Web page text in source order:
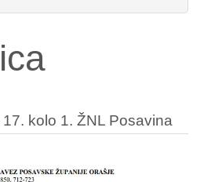
kolo 1. ŽNL Posavina